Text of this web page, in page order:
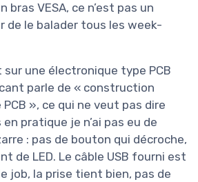
bras VESA, ce n’est pas un
de le balader tous les week-
sur une électronique type PCB
parle de « construction
», ce qui ne veut pas dire
pratique je n’ai pas eu de
: pas de bouton qui décroche,
de LED. Le câble USB fourni est
job, la prise tient bien, pas de